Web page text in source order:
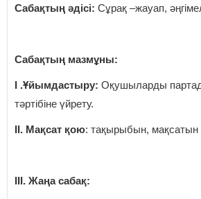
Сабақтың әдісі: Сұрақ –жауап,
Сабақтың мазмұны:
І .Ұйымдастыру: Оқушыларды
тәртібіне үйрету.
ІІ. Мақсат қою: тақырыбын, мақсатын
ІІІ. Жаңа сабақ: